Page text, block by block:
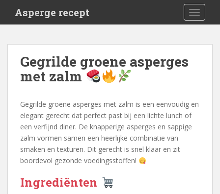
i
Asperge recept
Gegrilde groene asperges
met zalm
Gegrilde groene asperges met zalm is een eenvoudig en
elegant gerecht dat perfect past bij een lichte lunch of
een verfijnd diner. De knapperige asperges en sappige
zalm vormen samen een heerlijke combinatie van
smaken en texturen. Dit gerecht is snel klaar en zit
boordevol gezonde voedingsstoffen!
Ingrediënten